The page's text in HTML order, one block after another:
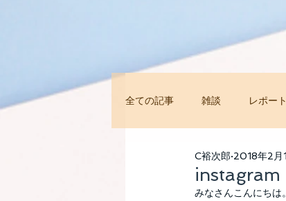
全ての記事 雑談 レポート
今すぐ始める コミュニ
instagram
C裕次郎 2018年2月
みなさんこんにちは。